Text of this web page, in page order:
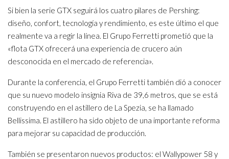
Si bien la serie GTX seguirá los cuatro pilares de Pershing:
diseño, confort, tecnología y rendimiento, es este último el que
realmente va a regir la línea. El Grupo Ferretti prometió que la
«flota GTX ofrecerá una experiencia de crucero aún
desconocida en el mercado de referencia».
Durante la conferencia, el Grupo Ferretti también dió a conocer
que su nuevo modelo insignia Riva de 39,6 metros, que se está
construyendo en el astillero de La Spezia, se ha llamado
Bellissima. El astillero ha sido objeto de una importante reforma
para mejorar su capacidad de producción.
También se presentaron nuevos productos: el Wallypower 58 y